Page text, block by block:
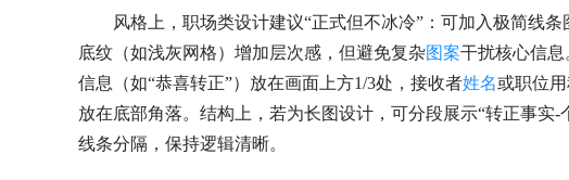
风格上，职场类设计建议“正式但不冰冷”：可加入极简线
底纹（如浅灰网格）增加层次感，但避免复杂图案干扰核心信息
信息（如“恭喜转正”）放在画面上方1/3处，接收者姓名或职位
放在底部角落。结构上，若为长图设计，可分段展示“转正事实-
线条分隔，保持逻辑清晰。